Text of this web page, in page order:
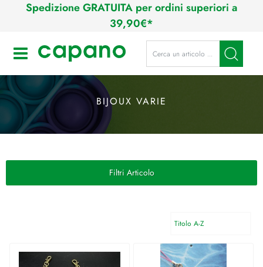
Spedizione GRATUITA per ordini superiori a
39,90€*
Open La modifica di un filtro
BIJOUX VARIE
Filtri Articolo